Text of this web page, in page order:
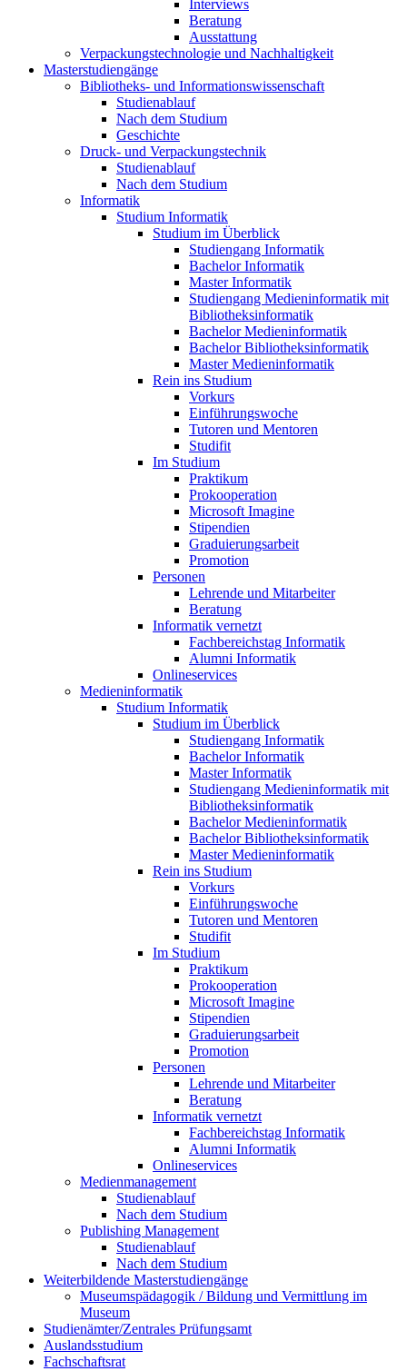
Interviews
Beratung
Ausstattung
Verpackungstechnologie und Nachhaltigkeit
Masterstudiengänge
Bibliotheks- und Informationswissenschaft
Studienablauf
Nach dem Studium
Geschichte
Druck- und Verpackungstechnik
Studienablauf
Nach dem Studium
Informatik
Studium Informatik
Studium im Überblick
Studiengang Informatik
Bachelor Informatik
Master Informatik
Studiengang Medieninformatik mit
Bibliotheksinformatik
Bachelor Medieninformatik
Bachelor Bibliotheksinformatik
Master Medieninformatik
Rein ins Studium
Vorkurs
Einführungswoche
Tutoren und Mentoren
Studifit
Im Studium
Praktikum
Prokooperation
Microsoft Imagine
Stipendien
Graduierungsarbeit
Promotion
Personen
Lehrende und Mitarbeiter
Beratung
Informatik vernetzt
Fachbereichstag Informatik
Alumni Informatik
Onlineservices
Medieninformatik
Studium Informatik
Studium im Überblick
Studiengang Informatik
Bachelor Informatik
Master Informatik
Studiengang Medieninformatik mit
Bibliotheksinformatik
Bachelor Medieninformatik
Bachelor Bibliotheksinformatik
Master Medieninformatik
Rein ins Studium
Vorkurs
Einführungswoche
Tutoren und Mentoren
Studifit
Im Studium
Praktikum
Prokooperation
Microsoft Imagine
Stipendien
Graduierungsarbeit
Promotion
Personen
Lehrende und Mitarbeiter
Beratung
Informatik vernetzt
Fachbereichstag Informatik
Alumni Informatik
Onlineservices
Medienmanagement
Studienablauf
Nach dem Studium
Publishing Management
Studienablauf
Nach dem Studium
Weiterbildende Masterstudiengänge
Museumspädagogik / Bildung und Vermittlung im
Museum
Studienämter/Zentrales Prüfungsamt
Auslandsstudium
Fachschaftsrat